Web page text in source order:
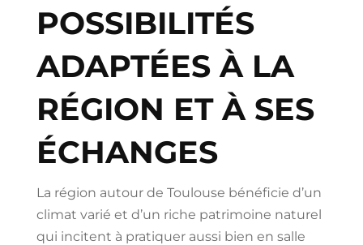
POSSIBILITÉS
ADAPTÉES À LA
RÉGION ET À SES
ÉCHANGES
La région autour de Toulouse bénéficie d’un
climat varié et d’un riche patrimoine naturel
qui incitent à pratiquer aussi bien en salle